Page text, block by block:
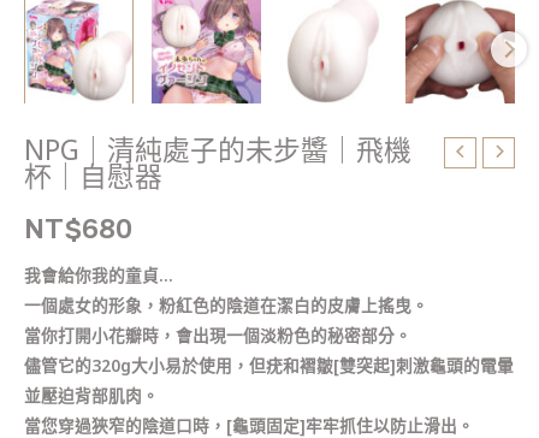
NPG｜清純處子的未步醬｜飛機
杯｜自慰器
NT$680
我會給你我的童貞…
一個處女的形象，粉紅色的陰道在潔白的皮膚上搖曳。
當你打開小花瓣時，會出現一個淡粉色的秘密部分。
儘管它的320g大小易於使用，但疣和褶皺[雙突起]刺激龜頭的電暈
並壓迫背部肌肉。
當您穿過狹窄的陰道口時，[龜頭固定]牢牢抓住以防止滑出。
器
數
量